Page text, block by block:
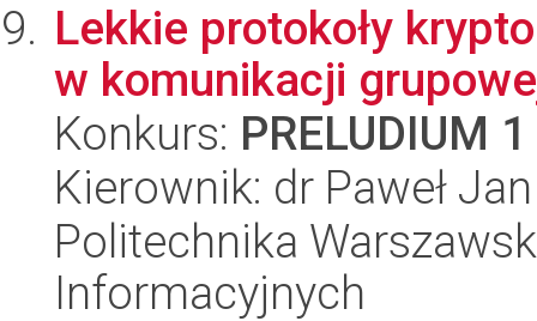
Lekkie protokoły
w komunikacji
Konkurs: PRELUDIUM 1
Kierownik: dr Paweł
Politechnika
Informacyjnych